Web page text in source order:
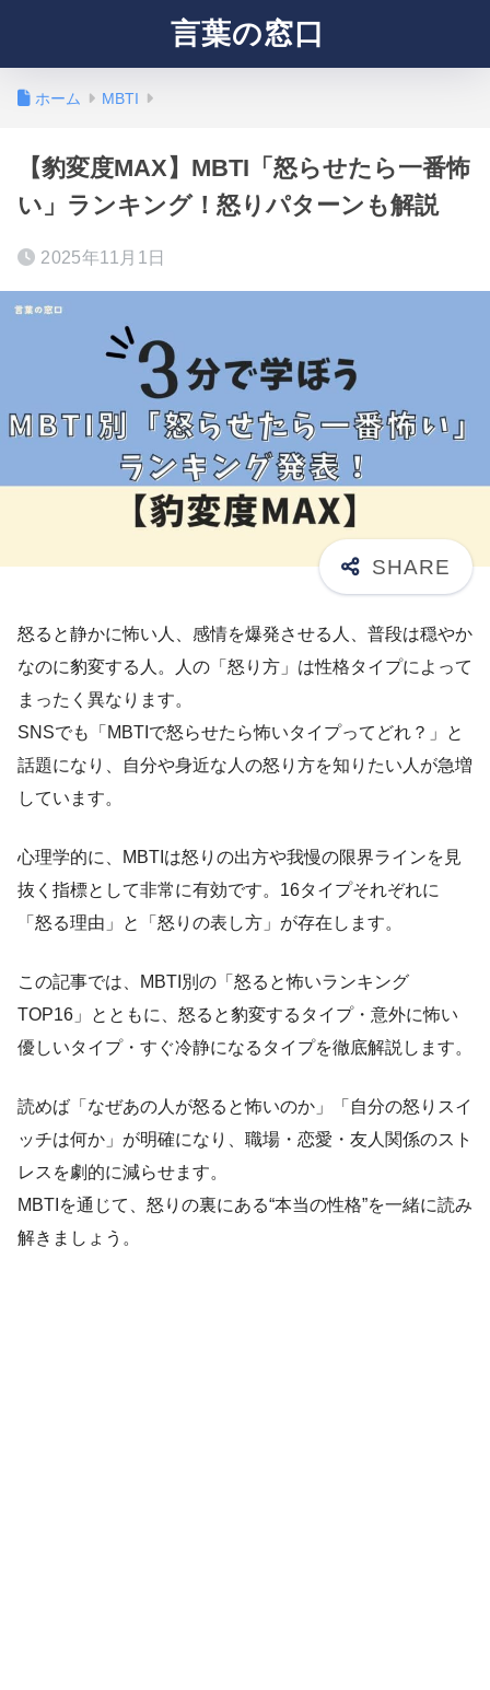
言葉の窓口
ホーム MBTI
【豹変度MAX】MBTI「怒らせたら一番怖
い」ランキング！怒りパターンも解説
2025年11月1日
怒ると静かに怖い人、感情を爆発させる人、普段は穏やか
なのに豹変する人。人の「怒り方」は性格タイプによって
まったく異なります。
SNSでも「MBTIで怒らせたら怖いタイプってどれ？」と
話題になり、自分や身近な人の怒り方を知りたい人が急増
しています。
心理学的に、MBTIは怒りの出方や我慢の限界ラインを見
抜く指標として非常に有効です。16タイプそれぞれに
「怒る理由」と「怒りの表し方」が存在します。
この記事では、MBTI別の「怒ると怖いランキング
TOP16」とともに、怒ると豹変するタイプ・意外に怖い
優しいタイプ・すぐ冷静になるタイプを徹底解説します。
読めば「なぜあの人が怒ると怖いのか」「自分の怒りスイ
ッチは何か」が明確になり、職場・恋愛・友人関係のスト
レスを劇的に減らせます。
MBTIを通じて、怒りの裏にある“本当の性格”を一緒に読み
解きましょう。